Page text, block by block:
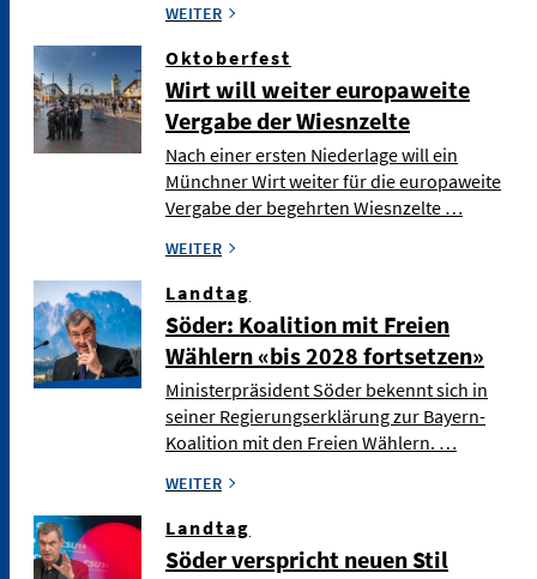
WEITER
Oktoberfest
Wirt will weiter europaweite
Vergabe der Wiesnzelte
Nach einer ersten Niederlage will ein
Münchner Wirt weiter für die europaweite
Vergabe der begehrten Wiesnzelte …
WEITER
Landtag
Söder: Koalition mit Freien
Wählern «bis 2028 fortsetzen»
Ministerpräsident Söder bekennt sich in
seiner Regierungserklärung zur Bayern-
Koalition mit den Freien Wählern. …
WEITER
Landtag
Söder verspricht neuen Stil